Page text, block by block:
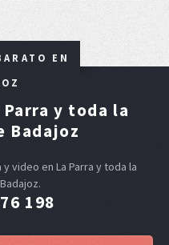
EN
y toda la
Badajoz
video en La Parra y toda la
198